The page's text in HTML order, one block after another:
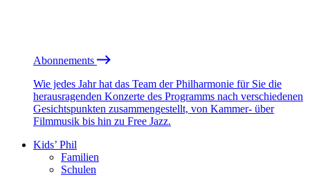
Abonnements
Wie jedes Jahr hat das Team der Philharmonie für Sie die
herausragenden Konzerte des Programms nach verschiedenen
Gesichtspunkten zusammengestellt, von Kammer- über
Filmmusik bis hin zu Free Jazz.
Kids’ Phil
Familien
Schulen